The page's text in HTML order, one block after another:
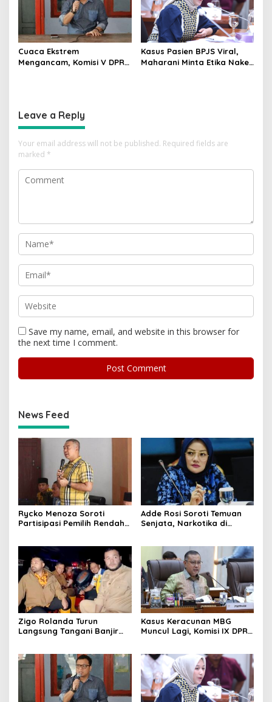
Cuaca Ekstrem
Mengancam, Komisi V DPR
Kasus Pasien BPJS Viral,
Maharani Minta Etika Nakes
Leave a Reply
Your email address will not be published. Required fields are
marked *
Save my name, email, and website in this browser for
the next time I comment.
News Feed
Rycko Menoza Soroti
Partisipasi Pemilih Rendah
Adde Rosi Soroti Temuan
Senjata, Narkotika di
Zigo Rolanda Turun
Langsung Tangani Banjir
Kasus Keracunan MBG
Muncul Lagi, Komisi IX DPR